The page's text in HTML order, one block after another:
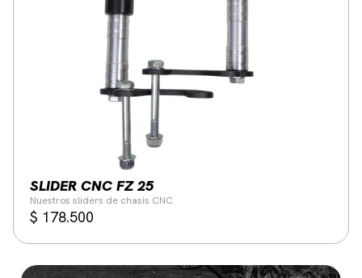
SLIDER CNC FZ 25
Nuestros sliders de chasis CNC
$ 178.500